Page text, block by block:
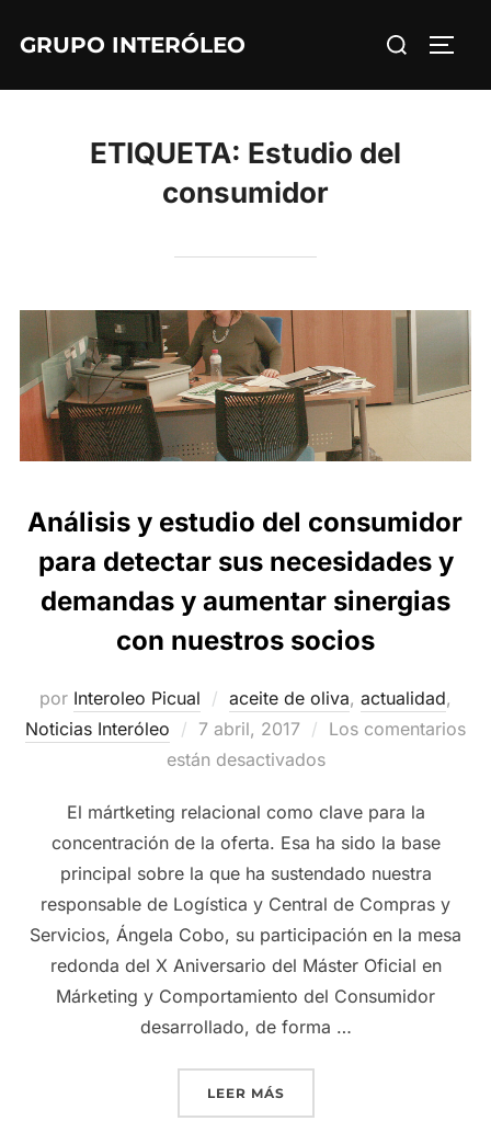
GRUPO INTERÓLEO Buscar:
ETIQUETA: Estudio del
consumidor
Análisis y estudio del consumidor
para detectar sus necesidades y
demandas y aumentar sinergias
con nuestros socios
por Interoleo Picual aceite de oliva, actualidad,
Noticias Interóleo
Publicado
el
7 abril, 2017
Los comentarios
están desactivados
El mártketing relacional como clave para la
concentración de la oferta. Esa ha sido la base
principal sobre la que ha sustendado nuestra
responsable de Logística y Central de Compras y
Servicios, Ángela Cobo, su participación en la mesa
redonda del X Aniversario del Máster Oficial en
Márketing y Comportamiento del Consumidor
desarrollado, de forma …
LEER MÁS«ANÁLISIS Y ESTUDIO